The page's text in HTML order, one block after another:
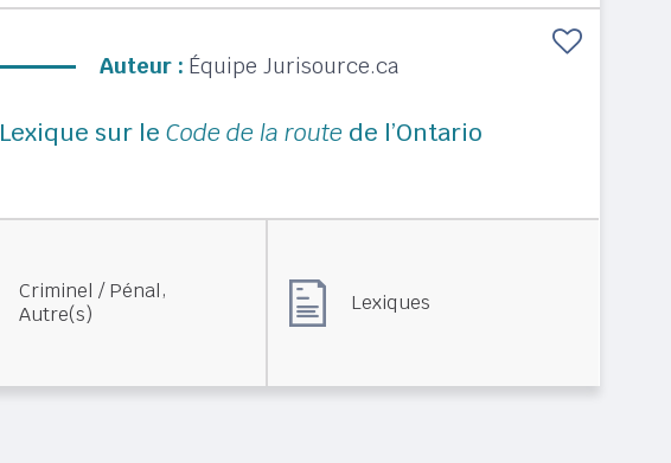
Auteur : Équipe Jurisource.ca
Lexique sur le Code de la route de l’Ontario
Criminel / Pénal,
Autre(s)
Lexiques